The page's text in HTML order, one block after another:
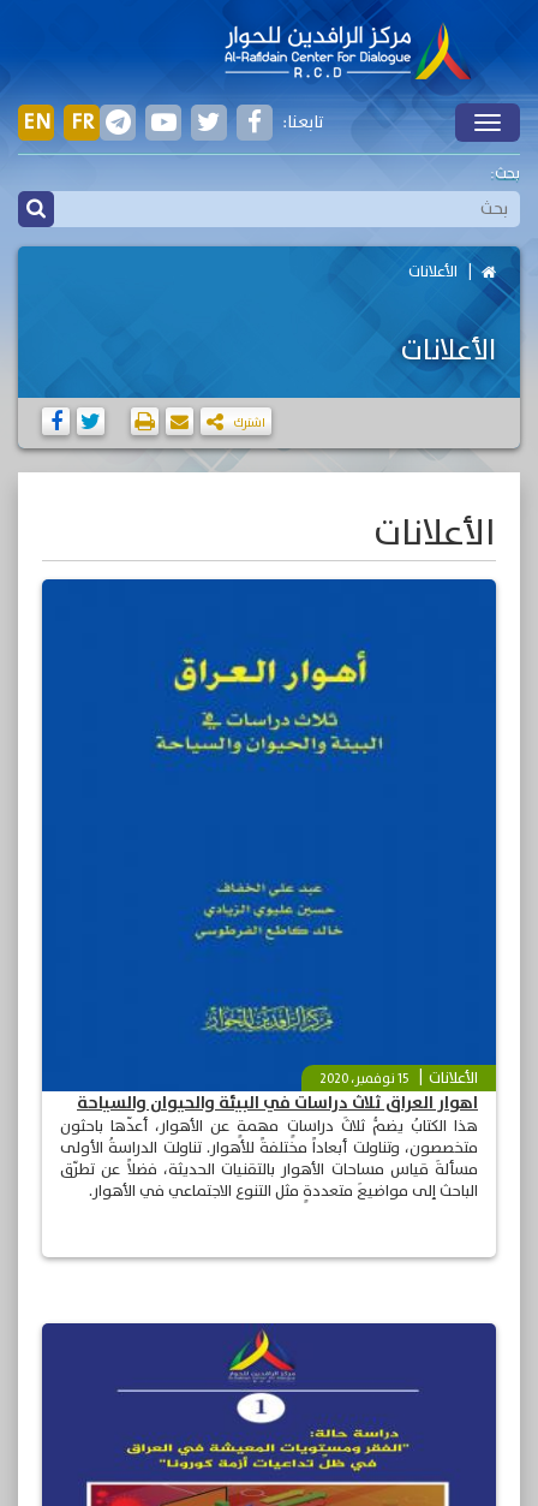
Toggle
EN FR تابعنا:
بحث:
الأعلانات
الأعلانات
اشترك
الأعلانات
الأعلانات 15 نوفمبر، 2020
اهوار العراق ثلاث دراسات في البيئة والحيوان والسياحة
هذا الكتابُ يضمُّ ثلاثَ دراساتٍ مهمةٍ عن الأهوار، أعدّها باحثون
متخصصون، وتناولت أبعاداً مختلفةً للأهوار. تناولت الدراسةُ الأولى
مسألةَ قياس مساحات الأهوار بالتقنيات الحديثة، فضلاً عن تطرّق
الباحث إلى مواضيعَ متعددةٍ مثل التنوع الاجتماعي في الأهوار.